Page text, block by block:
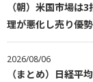
（朝）米国市場
理が悪化し売り優
2026/08/06
（まとめ）日経